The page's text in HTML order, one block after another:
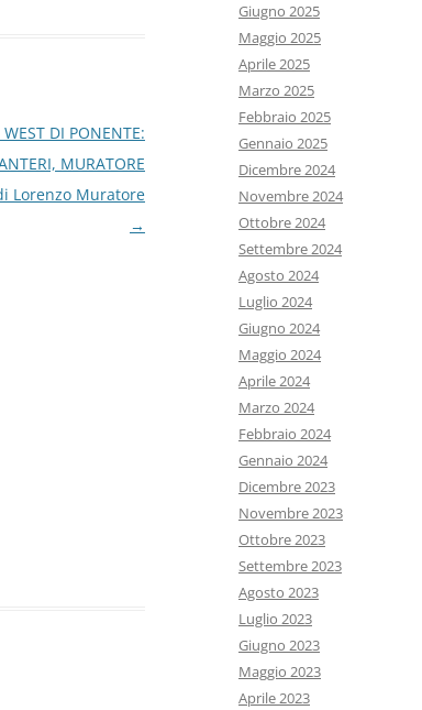
DI PONENTE:
MURATORE
Lorenzo Muratore
→
Giugno 2025
Maggio 2025
Aprile 2025
Marzo 2025
Febbraio 2025
Gennaio 2025
Dicembre 2024
Novembre 2024
Ottobre 2024
Settembre 2024
Agosto 2024
Luglio 2024
Giugno 2024
Maggio 2024
Aprile 2024
Marzo 2024
Febbraio 2024
Gennaio 2024
Dicembre 2023
Novembre 2023
Ottobre 2023
Settembre 2023
Agosto 2023
Luglio 2023
Giugno 2023
Maggio 2023
Aprile 2023